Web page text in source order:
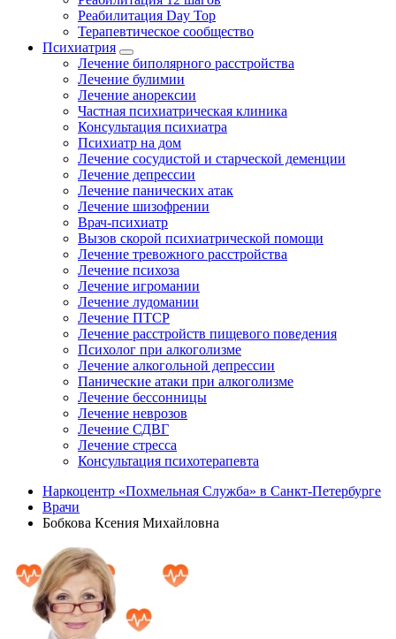
Реабилитация Day Top
Терапевтическое сообщество
Психиатрия
Лечение биполярного расстройства
Лечение булимии
Лечение анорексии
Частная психиатрическая клиника
Консультация психиатра
Психиатр на дом
Лечение сосудистой и старческой деменции
Лечение депрессии
Лечение панических атак
Лечение шизофрении
Врач-психиатр
Вызов скорой психиатрической помощи
Лечение тревожного расстройства
Лечение психоза
Лечение игромании
Лечение лудомании
Лечение ПТСР
Лечение расстройств пищевого поведения
Психолог при алкоголизме
Лечение алкогольной депрессии
Панические атаки при алкоголизме
Лечение бессонницы
Лечение неврозов
Лечение СДВГ
Лечение стресса
Консультация психотерапевта
Наркоцентр «Похмельная Служба» в Санкт-Петербурге
Врачи
Бобкова Ксения Михайловна